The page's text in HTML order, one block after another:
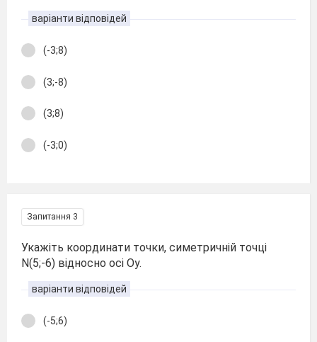
варіанти відповідей
(-3;8)
(3;-8)
(3;8)
(-3;0)
Запитання 3
Укажіть координати точки, симетричній точці
N(5;-6) відносно осі Оу.
варіанти відповідей
(-5;6)